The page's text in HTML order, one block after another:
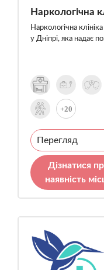
Наркологічна
Наркологічна
у Дніпрі, яка надає
+20
Перегляд
Дізнатися
наявність